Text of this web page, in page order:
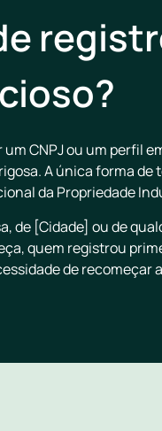
CNPJ ou um perfil
A única forma
da Propriedade
de [Cidade] ou de
quem registrou
de recomeçar